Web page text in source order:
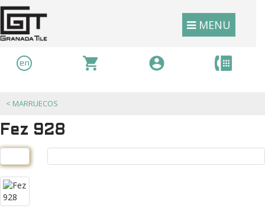
MENU
< MARRUECOS
Fez 928